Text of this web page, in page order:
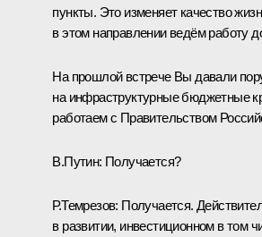
пункты. Это изменяет качество
в этом направлении ведём работу
На прошлой встречеВы давали
на инфраструктурные бюджетные
работаем с Правительством
В.Путин: Получается?
Р.Темрезов: Получается.
в развитии, инвестиционном в том